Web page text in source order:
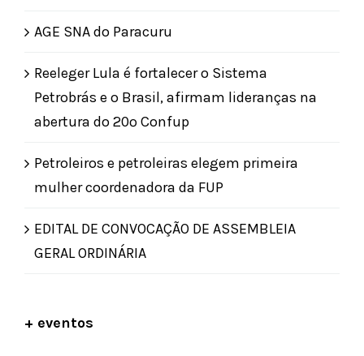
AGE SNA do Paracuru
Reeleger Lula é fortalecer o Sistema
Petrobrás e o Brasil, afirmam lideranças na
abertura do 20º Confup
Petroleiros e petroleiras elegem primeira
mulher coordenadora da FUP
EDITAL DE CONVOCAÇÃO DE ASSEMBLEIA
GERAL ORDINÁRIA
+ eventos